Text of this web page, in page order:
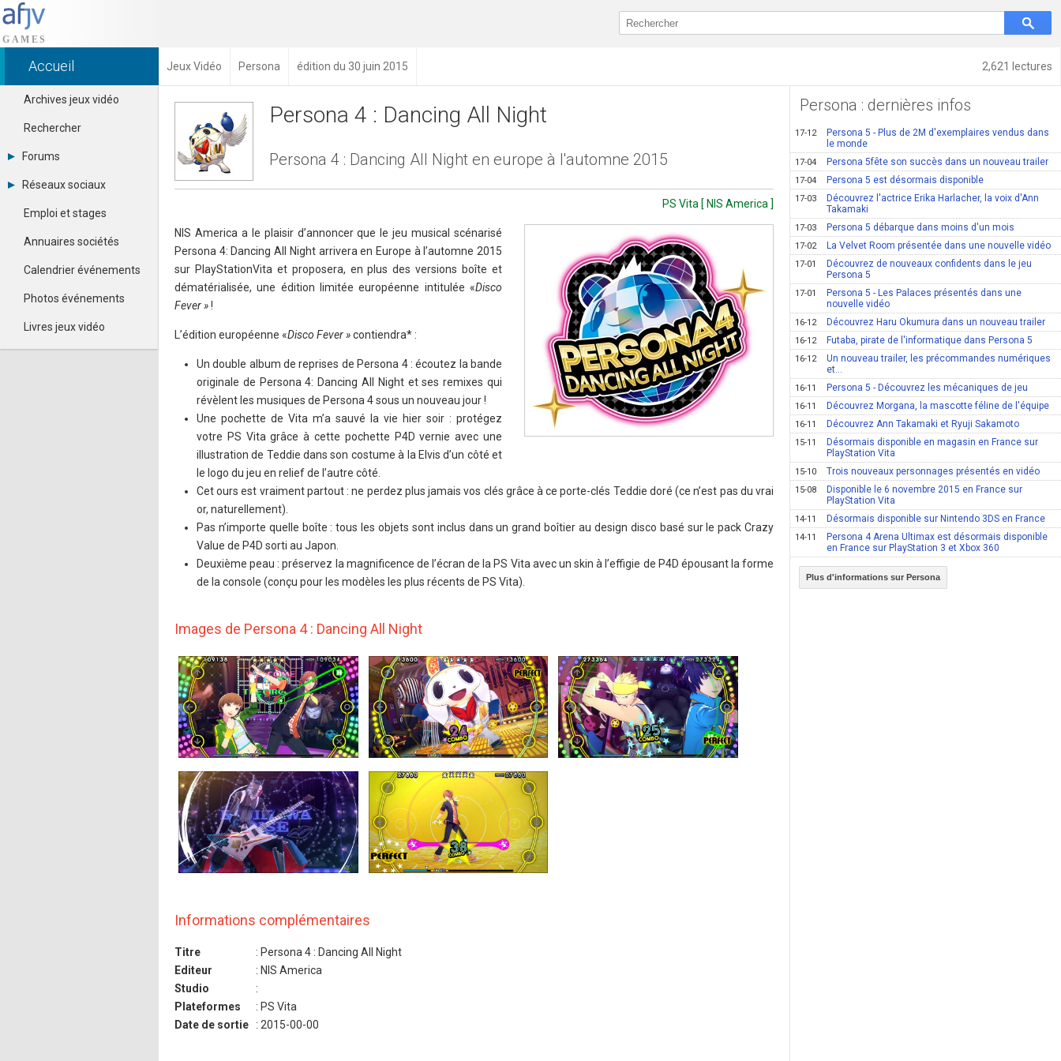
2,621 lectures
Accueil Jeux Vidéo Persona édition du 30 juin 2015
Archives jeux vidéo
Rechercher
Forums
Tous les forums
Se connecter
Contacter un modérateur
Réseaux sociaux
Dailymotion
Facebook
Google+
Pinterest
Youtube
Emploi et stages
Annuaires sociétés
Calendrier événements
Photos événements
Livres jeux vidéo
Persona 4 : Dancing All Night
Persona 4 : Dancing All Night en europe à l'automne 2015
PS Vita [ NIS America ]
NIS America a le plaisir d’annoncer que le jeu musical scénarisé
Persona 4: Dancing All Night arrivera en Europe à l’automne 2015
sur PlayStationVita et proposera, en plus des versions boîte et
dématérialisée, une édition limitée européenne intitulée «Disco
Fever »!
L’édition européenne «Disco Fever »contiendra* :
Un double album de reprises de Persona 4 : écoutez la bande
originale de Persona 4: Dancing All Night et ses remixes qui
révèlent les musiques de Persona 4 sous un nouveau jour !
Une pochette de Vita m’a sauvé la vie hier soir : protégez
votre PS Vita grâce à cette pochette P4D vernie avec une
illustration de Teddie dans son costume à la Elvis d’un côté et
le logo du jeu en relief de l’autre côté.
Cet ours est vraiment partout : ne perdez plus jamais vos clés grâce à ce porte-clés Teddie doré (ce n’est pas du vrai
or, naturellement).
Pas n’importe quelle boîte : tous les objets sont inclus dans un grand boîtier au design disco basé sur le pack Crazy
Value de P4D sorti au Japon.
Deuxième peau : préservez la magnificence de l’écran de la PS Vita avec un skin à l’effigie de P4D épousant la forme
de la console (conçu pour les modèles les plus récents de PS Vita).
Images de Persona 4 : Dancing All Night
Informations complémentaires
Titre
: Persona 4 : Dancing All Night
Editeur
: NIS America
Studio
:
Plateformes
: PS Vita
Date de sortie
: 2015-00-00
Persona : dernières infos
17-12
Persona 5 - Plus de 2M d'exemplaires vendus dans
le monde
17-04 Persona 5fête son succès dans un nouveau trailer
17-04 Persona 5 est désormais disponible
17-03
Découvrez l'actrice Erika Harlacher, la voix d'Ann
Takamaki
17-03 Persona 5 débarque dans moins d'un mois
17-02 La Velvet Room présentée dans une nouvelle vidéo
17-01
Découvrez de nouveaux confidents dans le jeu
Persona 5
17-01
Persona 5 - Les Palaces présentés dans une
nouvelle vidéo
16-12 Découvrez Haru Okumura dans un nouveau trailer
16-12 Futaba, pirate de l'informatique dans Persona 5
16-12
Un nouveau trailer, les précommandes numériques
et...
16-11 Persona 5 - Découvrez les mécaniques de jeu
16-11 Découvrez Morgana, la mascotte féline de l'équipe
16-11 Découvrez Ann Takamaki et Ryuji Sakamoto
15-11
Désormais disponible en magasin en France sur
PlayStation Vita
15-10 Trois nouveaux personnages présentés en vidéo
15-08
Disponible le 6 novembre 2015 en France sur
PlayStation Vita
14-11 Désormais disponible sur Nintendo 3DS en France
14-11
Persona 4 Arena Ultimax est désormais disponible
en France sur PlayStation 3 et Xbox 360
Plus d'informations sur Persona